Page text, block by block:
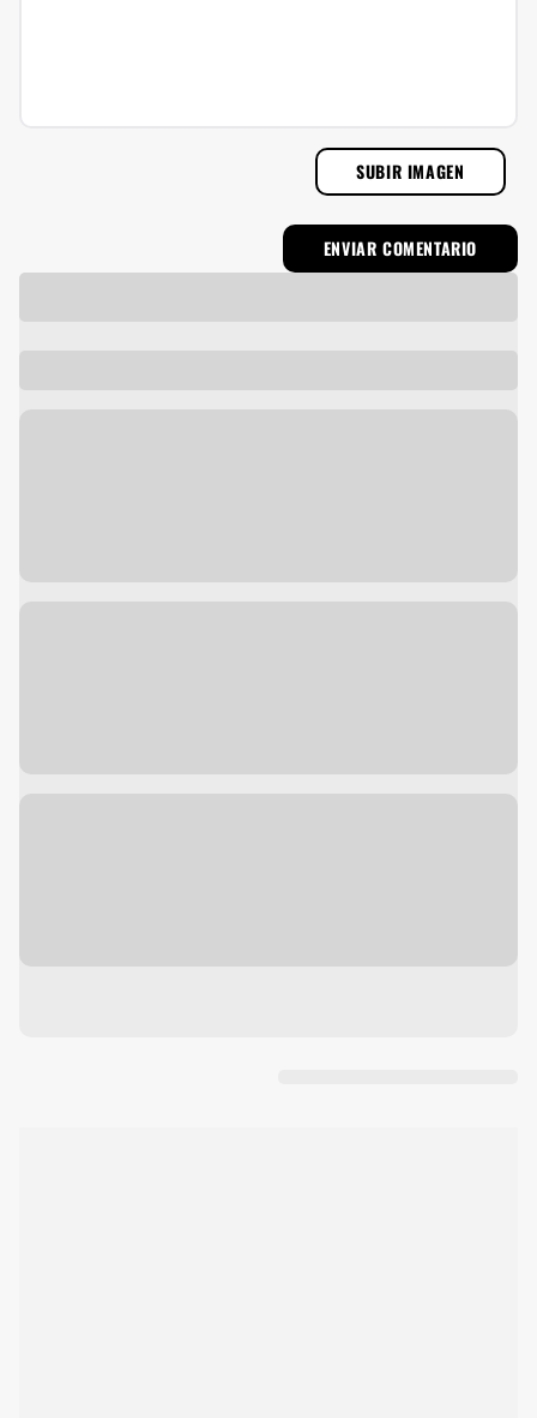
SUBIR IMAGEN